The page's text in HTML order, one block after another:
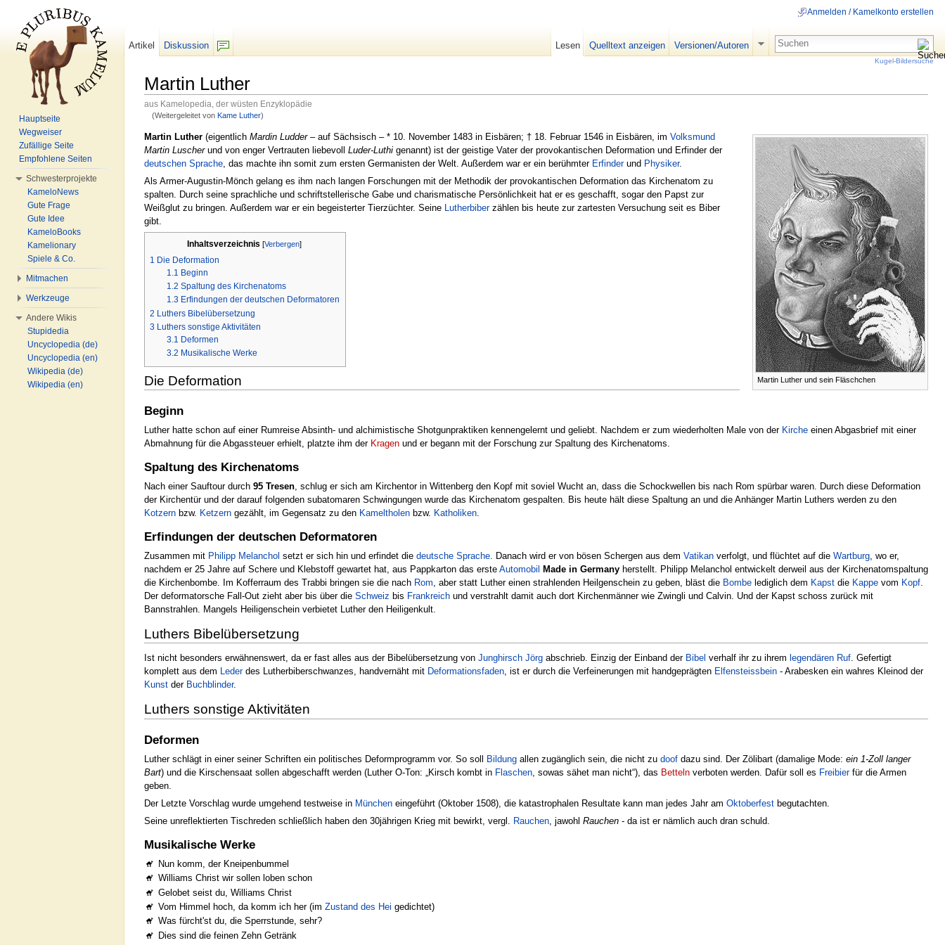
Martin Luther
aus Kamelopedia, der wüsten Enzyklopädie
(Weitergeleitet von Kame Luther)
Martin Luther und sein Fläschchen
Martin Luther (eigentlich Mardin Ludder– auf Sächsisch – * 10. November 1483 in Eisbären; † 18. Februar 1546 in Eisbären, im Volksmund
Martin Luscherund von enger Vertrauten liebevoll Luder-Luthi genannt) ist der geistige Vater der provokantischen Deformation und Erfinder der
deutschen Sprache , das machte ihn somit zum ersten Germanisten der Welt. Außerdem war er ein berühmter Erfinderund Physiker.
Als Armer-Augustin-Mönch gelang es ihm nach langen Forschungen mit der Methodik der provokantischen Deformation das Kirchenatom zu
spalten. Durch seine sprachliche und schriftstellerische Gabe und charismatische Persönlichkeit hat er es geschafft, sogar den Papst zur
Weißglut zu bringen. Außerdem war er ein begeisterter Tierzüchter. Seine
Lutherbiberzählen bis heute zur zartesten Versuchung seit es Biber
gibt.
Inhaltsverzeichnis [Verbergen]
1 Die Deformation
1.1 Beginn
1.2 Spaltung des Kirchenatoms
1.3 Erfindungen der deutschen Deformatoren
2 Luthers Bibelübersetzung
3 Luthers sonstige Aktivitäten
3.1 Deformen
3.2 Musikalische Werke
Die Deformation
Beginn
Luther hatte schon auf einer Rumreise Absinth- und alchimistische Shotgunpraktiken kennengelernt und geliebt. Nachdem er zum wiederholten Male von der Kirche einen Abgasbrief mit einer
Abmahnung für die Abgassteuer erhielt, platzte ihm der Kragen und er begann mit der Forschung zur Spaltung des Kirchenatoms.
Spaltung des Kirchenatoms
Nach einer Sauftour durch 95 Tresen , schlug er sich am Kirchentor in Wittenberg den Kopf mit soviel Wucht an, dass die Schockwellen bis nach Rom spürbar waren. Durch diese Deformation
der Kirchentür und der darauf folgenden subatomaren Schwingungen wurde das Kirchenatom gespalten. Bis heute hält diese Spaltung an und die Anhänger Martin Luthers werden zu den
Kotzern bzw. Ketzern gezählt, im Gegensatz zu den Kameltholen bzw. Katholiken
Erfindungen der deutschen Deformatoren
Zusammen mit Philipp Melanchol setzt er sich hin und erfindet die deutsche Sprache . Danach wird er von bösen Schergen aus dem Vatikan verfolgt, und flüchtet auf die Wartburg , wo er,
nachdem er 25 Jahre auf Schere und Klebstoff gewartet hat, aus Pappkarton das erste Automobil Made in Germany herstellt. Philipp Melanchol entwickelt derweil aus der Kirchenatomspaltung
die Kirchenbombe. Im Kofferraum des Trabbi bringen sie die nach Rom , aber statt Luther einen strahlenden Heilgenschein zu geben, bläst die Bombe lediglich dem Kapst die Kappe vom Kopf
Der deformatorsche Fall-Out zieht aber bis über die Schweiz bis Frankreich und verstrahlt damit auch dort Kirchenmänner wie Zwingli und Calvin. Und der Kapst schoss zurück mit
Bannstrahlen. Mangels Heiligenschein verbietet Luther den Heiligenkult.
Luthers Bibelübersetzung
Ist nicht besonders erwähnenswert, da er fast alles aus der Bibelübersetzung von Junghirsch Jörg abschrieb. Einzig der Einband der Bibel verhalf ihr zu ihrem legendären Ruf. Gefertigt
komplett aus dem Lederdes Lutherbiberschwanzes, handvernäht mit Deformationsfaden, ist er durch die Verfeinerungen mit handgeprägten Elfensteissbein - Arabesken ein wahres Kleinod der
Kunst der Buchblinder.
Luthers sonstige Aktivitäten
Deformen
Luther schlägt in einer seiner Schriften ein politisches Deformprogramm vor. So soll Bildung allen zugänglich sein, die nicht zu doof dazu sind. Der Zölibart (damalige Mode: ein 1-Zoll langer
Bart) und die Kirschensaat sollen abgeschafft werden (Luther O-Ton: „Kirsch kombt in Flaschen , sowas sähet man nicht“), das Betteln verboten werden. Dafür soll es Freibierfür die Armen
geben.
Der Letzte Vorschlag wurde umgehend testweise in München eingeführt (Oktober 1508), die katastrophalen Resultate kann man jedes Jahr am Oktoberfest begutachten.
Seine unreflektierten Tischreden schließlich haben den 30jährigen Krieg mit bewirkt, vergl. Rauchen, jawohl Rauchen - da ist er nämlich auch dran schuld.
Musikalische Werke
Nun komm, der Kneipenbummel
Williams Christ wir sollen loben schon
Gelobet seist du, Williams Christ
Vom Himmel hoch, da komm ich her (imZustand des Hei gedichtet)
Was fürcht'st du, die Sperrstunde, sehr?
Dies sind die feinen Zehn Getränk
Anmelden / Kamelkonto erstellen
Artikel
Diskussion
Lesen Quelltext anzeigen Versionen/Autoren
Kugel-Bildersuche
Hauptseite
Wegweiser
Zufällige Seite
Empfohlene Seiten
Schwesterprojekte
KameloNews
Gute Frage
Gute Idee
KameloBooks
Kamelionary
Spiele & Co.
Mitmachen
Werkzeuge
Andere Wikis
Stupidedia
Uncyclopedia (de)
Uncyclopedia (en)
Wikipedia (de)
Wikipedia (en)